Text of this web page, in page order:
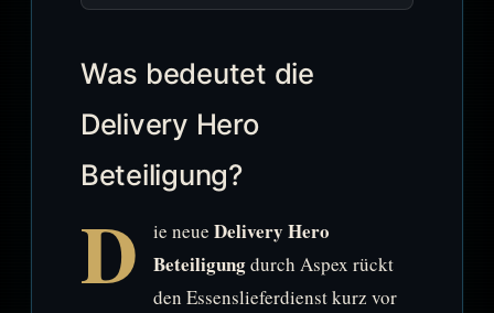
Was bedeutet die
Delivery Hero
Beteiligung?
D ie neue Delivery Hero
Beteiligungdurch Aspex rückt
den Essenslieferdienst kurz vor